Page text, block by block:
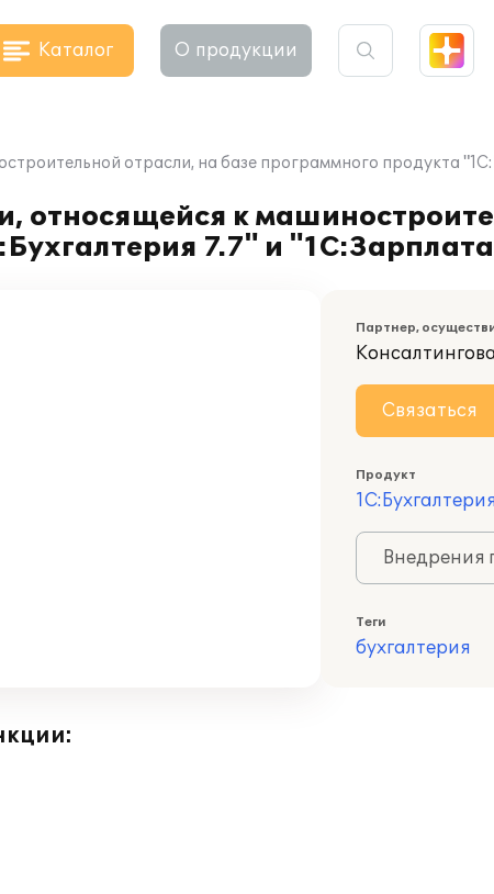
Каталог О продукции
отрасли, на базе программного продукта
относящейся к
7.7" и
Партнер,
Связаться
Продукт
Внедрения
Теги
бухгалтерия